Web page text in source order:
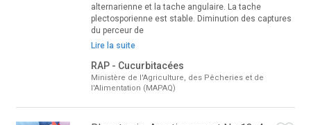
alternarienne et la tache angulaire. La tache
plectosporienne est stable. Diminution des captures
du perceur de
Lire la suite
RAP - Cucurbitacées
Ministère de l'Agriculture, des Pêcheries et de
l'Alimentation (MAPAQ)